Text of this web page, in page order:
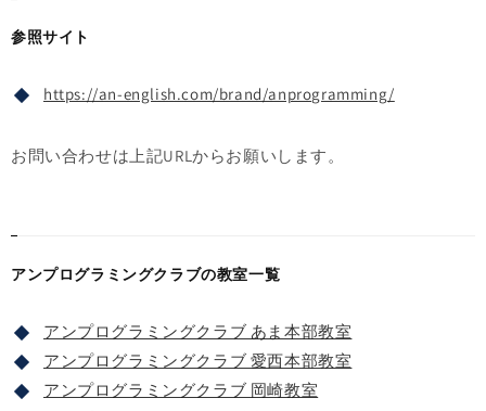
参照サイト
https://an-english.com/brand/anprogramming/
お問い合わせは上記URLからお願いします。
アンプログラミングクラブの教室一覧
アンプログラミングクラブ あま本部教室
アンプログラミングクラブ 愛西本部教室
アンプログラミングクラブ 岡崎教室